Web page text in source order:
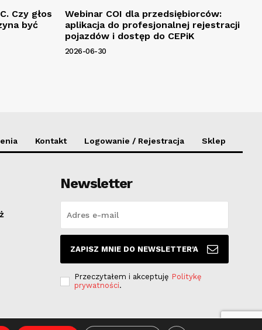
Czy głos
być
Webinar COI dla przedsiębiorców:
aplikacja do profesjonalnej rejestracji
pojazdów i dostęp do CEPiK
2026-06-30
Kontakt Logowanie / Rejestracja Sklep
Newsletter
ZAPISZ MNIE DO NEWSLETTER'A
Przeczytałem i akceptuję Politykę
prywatności.